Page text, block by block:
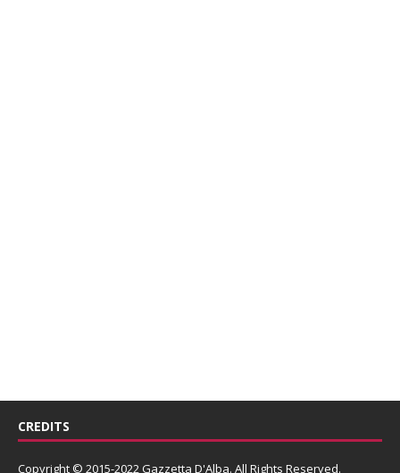
CREDITS
Copyright © 2015-2022 Gazzetta D'Alba. All Rights Reserved.